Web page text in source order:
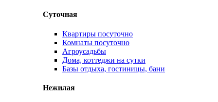
Суточная
Квартиры посуточно
Комнаты посуточно
Агроусадьбы
Дома, коттеджи на сутки
Базы отдыха, гостиницы, бани
Нежилая